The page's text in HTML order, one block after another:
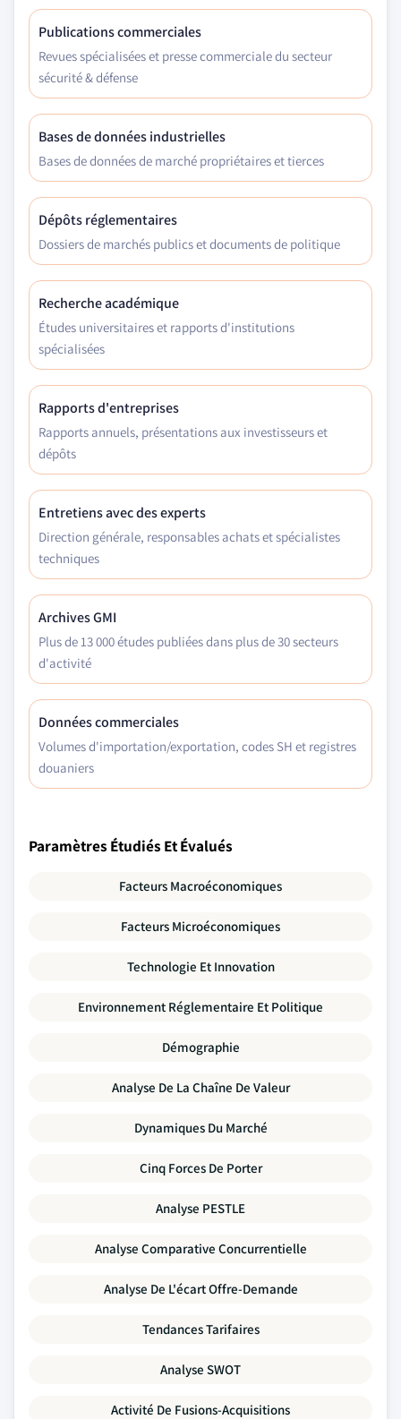
Publications commerciales
Revues spécialisées et presse commerciale du secteur
sécurité & défense
Bases de données industrielles
Bases de données de marché propriétaires et tierces
Dépôts réglementaires
Dossiers de marchés publics et documents de politique
Recherche académique
Études universitaires et rapports d'institutions
spécialisées
Rapports d'entreprises
Rapports annuels, présentations aux investisseurs et
dépôts
Entretiens avec des experts
Direction générale, responsables achats et spécialistes
techniques
Archives GMI
Plus de 13 000 études publiées dans plus de 30 secteurs
d'activité
Données commerciales
Volumes d'importation/exportation, codes SH et registres
douaniers
Paramètres Étudiés Et Évalués
Facteurs Macroéconomiques
Facteurs Microéconomiques
Technologie Et Innovation
Environnement Réglementaire Et Politique
Démographie
Analyse De La Chaîne De Valeur
Dynamiques Du Marché
Cinq Forces De Porter
Analyse PESTLE
Analyse Comparative Concurrentielle
Analyse De L'écart Offre-Demande
Tendances Tarifaires
Analyse SWOT
Activité De Fusions-Acquisitions